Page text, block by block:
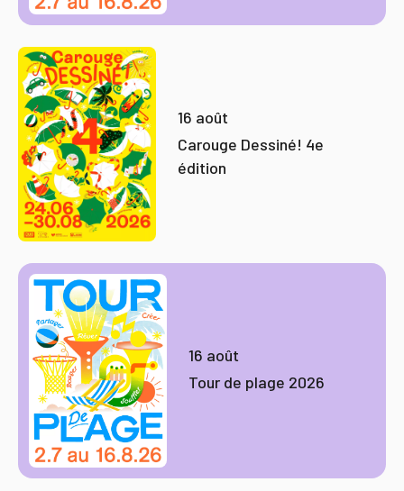
16 août
Carouge Dessiné! 4e
édition
16 août
Tour de plage 2026